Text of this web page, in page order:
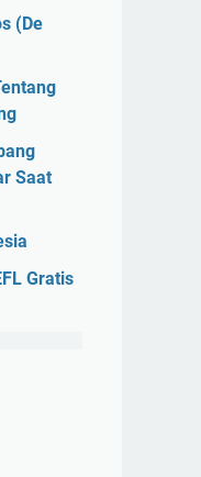
(De
Saat
Gratis